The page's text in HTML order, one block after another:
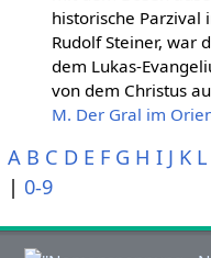
historische Parzival
Rudolf Steiner, war
dem Lukas-
von dem Christus
M. Der Gral im
A B C D E F G H I J K L
| 0-9